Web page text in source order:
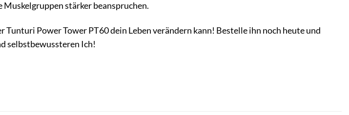
stärker beanspruchen.
Power Tower PT60 dein Leben verändern kann! Bestelle ihn noch heute und
selbstbewussteren Ich!